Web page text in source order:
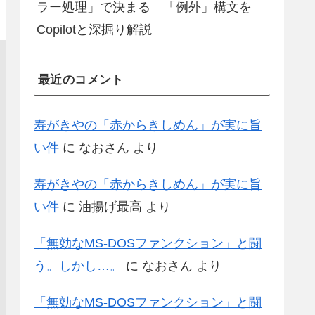
ラー処理」で決まる 「例外」構文を
Copilotと深掘り解説
最近のコメント
寿がきやの「赤からきしめん」が実に旨
い件 に なおさん より
寿がきやの「赤からきしめん」が実に旨
い件 に 油揚げ最高 より
「無効なMS-DOSファンクション」と闘
う。しかし…。
に なおさん より
「無効なMS-DOSファンクション」と闘